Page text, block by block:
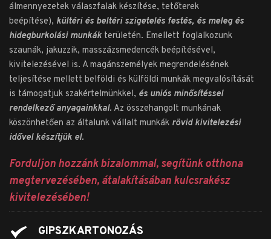
álmennyezetek válaszfalak készítése, tetőterek
beépítése), kültéri és beltéri szigetelés festés, és meleg és
hidegburkolási munkák területén. Emellett foglalkozunk
szaunák, jakuzzik, masszázsmedencék beépítésével,
kivitelezésével is. A magánszemélyek megrendelésének
teljesítése mellett belföldi és külföldi munkák megvalósítását
is támogatjuk szakértelmünkkel, és uniós minősítéssel
rendelkező anyagainkkal. Az összehangolt munkának
köszönhetően az általunk vállalt munkák rövid kivitelezési
idővel készítjük el.
Forduljon hozzánk bizalommal, segítünk otthona
megtervezésében, átalakításában kulcsrakész
kivitelezésében!
GIPSZKARTONOZÁS